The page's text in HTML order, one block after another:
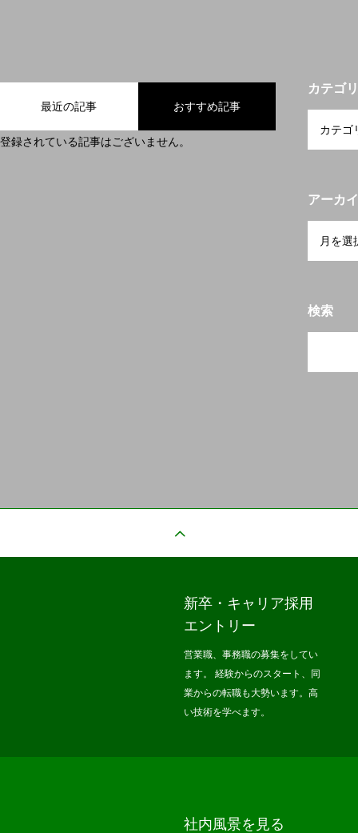
最近の記事 おすすめ記事
登録されている記事はございません。
カテゴ
アーカ
検索
新卒・キャリア採用
エントリー
営業職、事務職の募集をしてい
ます。 経験からのスタート、同
業からの転職も大勢います。高
い技術を学べます。
社内風景を見る